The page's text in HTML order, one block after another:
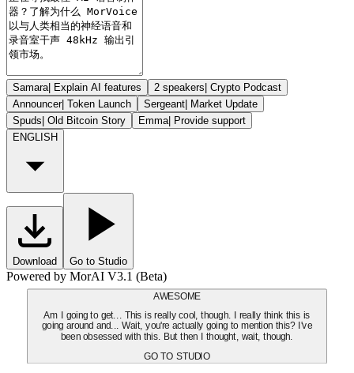
Samara| Explain AI features 2 speakers| Crypto Podcast
Announcer| Token Launch Sergeant| Market Update
Spuds| Old Bitcoin Story Emma| Provide support
ENGLISH
Download Go to Studio
Powered by MorAI V3.1 (Beta)
AWESOME
Am I going to get... This is really cool, though. I really think this is
going around and... Wait, you're actually going to mention this? I've
been obsessed with this. But then I thought, wait, though.
GO TO STUDIO